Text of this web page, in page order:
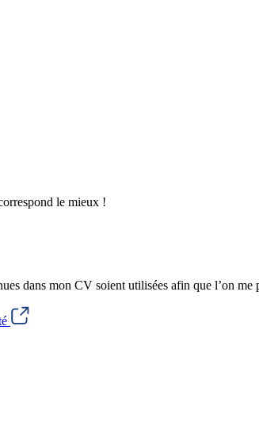
le mieux !
dans mon CV soient utilisées afin que l’on